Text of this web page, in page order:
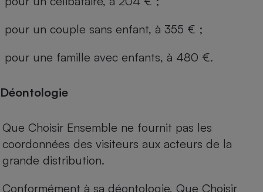
pour un couple sans enfant, à 355 € ;
pour une famille avec enfants, à 480 €.
Déontologie
Que Choisir Ensemble ne fournit pas les
coordonnées des visiteurs aux acteurs de la
grande distribution.
Conformément à sa déontologie, Que Choisir